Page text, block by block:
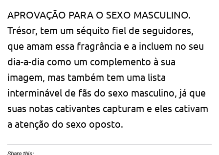
APROVAÇÃO PARA O SEXO MASCULINO.
Trésor, tem um séquito fiel de seguidores,
que amam essa fragrância e a incluem no seu
dia-a-dia como um complemento à sua
imagem, mas também tem uma lista
interminável de fãs do sexo masculino, já que
suas notas cativantes capturam e eles cativam
a atenção do sexo oposto.